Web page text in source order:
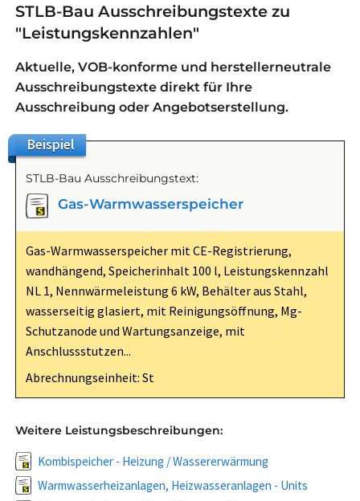
STLB-Bau Ausschreibungstexte zu
"Leistungskennzahlen"
Aktuelle, VOB-konforme und herstellerneutrale
Ausschreibungstexte direkt für Ihre
Ausschreibung oder Angebotserstellung.
Beispiel
STLB-Bau Ausschreibungstext:
Gas-Warmwasserspeicher
Gas-Warmwasserspeicher mit CE-Registrierung,
wandhängend, Speicherinhalt 100 l, Leistungskennzahl
NL 1, Nennwärmeleistung 6 kW, Behälter aus Stahl,
wasserseitig glasiert, mit Reinigungsöffnung, Mg-
Schutzanode und Wartungsanzeige, mit
Anschlussstutzen...
Abrechnungseinheit: St
Weitere Leistungsbeschreibungen:
Kombispeicher - Heizung / Wassererwärmung
Warmwasserheizanlagen, Heizwasseranlagen - Units